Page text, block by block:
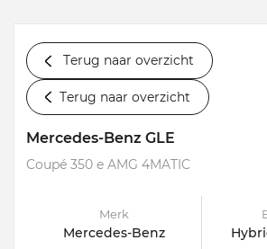
Terug naar overzicht
Terug naar overzicht
Mercedes-Benz GLE
Coupé 350 e AMG 4MATIC
Merk
Mercedes-Benz